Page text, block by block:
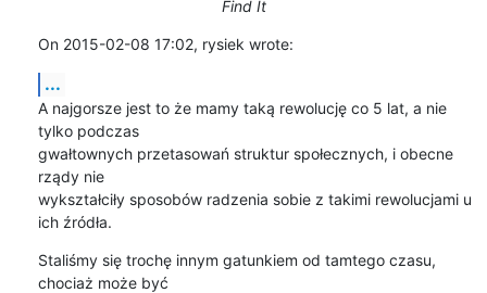
Find It
On 2015-02-08 17:02, rysiek wrote:
...
A najgorsze jest to że mamy taką rewolucję co 5 lat, a nie
tylko podczas
gwałtownych przetasowań struktur społecznych, i obecne
rządy nie
wykształciły sposobów radzenia sobie z takimi rewolucjami u
ich źródła.
Staliśmy się trochę innym gatunkiem od tamtego czasu,
chociaż może być